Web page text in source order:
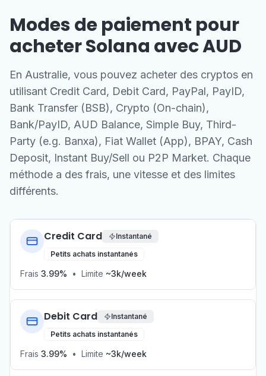
Modes de paiement pour
acheter Solana avec AUD
En Australie, vous pouvez acheter des cryptos en
utilisant Credit Card, Debit Card, PayPal, PayID,
Bank Transfer (BSB), Crypto (On-chain),
Bank/PayID, AUD Balance, Simple Buy, Third-
Party (e.g. Banxa), Fiat Wallet (App), BPAY, Cash
Deposit, Instant Buy/Sell ou P2P Market. Chaque
méthode a des frais, une vitesse et des limites
différents.
Credit Card
Instantané
Petits achats instantanés
Frais 3.99% • Limite ~3k/week
Debit Card
Instantané
Petits achats instantanés
Frais 3.99% • Limite ~3k/week